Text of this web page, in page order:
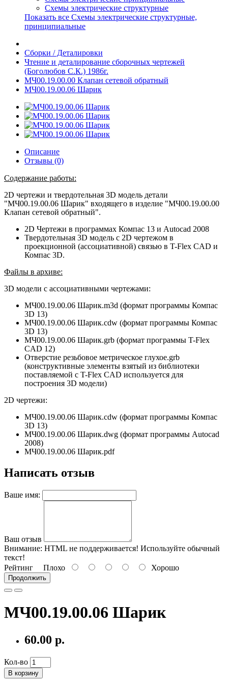
Схемы электрические структурные
Показать все Схемы электрические структурные,
принципиальные
Сборки / Деталировки
Чтение и деталирование сборочных чертежей
(Боголюбов С.К.) 1986г.
МЧ00.19.00.00 Клапан сетевой обратный
МЧ00.19.00.06 Шарик
Описание
Отзывы (0)
Содержание работы:
2D чертежи и твердотельная 3D модель детали
"МЧ00.19.00.06 Шарик" входящего в изделие "МЧ00.19.00.00
Клапан сетевой обратный".
2D Чертежи в программах Компас 13 и Autocad 2008
Твердотельная 3D модель с 2D чертежом в
проекционной (ассоциативной) связью в T-Flex CAD и
Компас 3D.
Файлы в архиве:
3D модели с ассоциативными чертежами:
МЧ00.19.00.06 Шарик.m3d (формат программы Компас
3D 13)
МЧ00.19.00.06 Шарик.cdw (формат программы Компас
3D 13)
МЧ00.19.00.06 Шарик.grb (формат программы T-Flex
CAD 12)
Отверстие резьбовое метрическое глухое.grb
(конструктивные элементы взятый из библиотеки
поставляемой с T-Flex CAD используется для
построения 3D модели)
2D чертежи:
МЧ00.19.00.06 Шарик.cdw (формат программы Компас
3D 13)
МЧ00.19.00.06 Шарик.dwg (формат программы Autocad
2008)
МЧ00.19.00.06 Шарик.pdf
Написать отзыв
Ваше имя:
Ваш отзыв
Внимание: HTML не поддерживается! Используйте обычный
текст!
Рейтинг Плохо Хорошо
Продолжить
МЧ00.19.00.06 Шарик
60.00 р.
Кол-во
В корзину